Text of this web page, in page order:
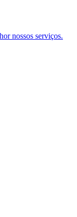
nossos serviços.